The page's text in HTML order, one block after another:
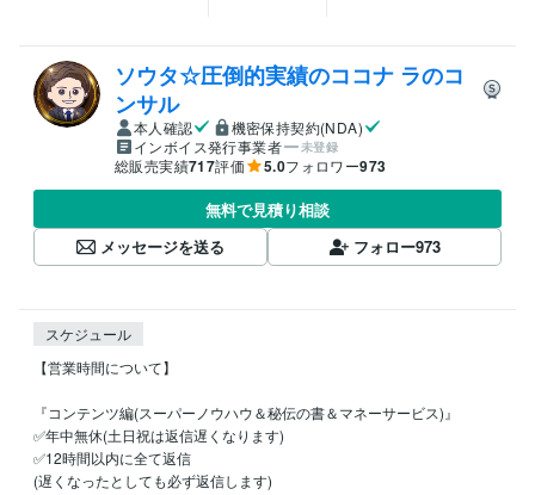
ソウタ☆圧倒的実績のココナ ラのコ
ンサル
本人確認
機密保持契約(NDA)
インボイス発行事業者
未登録
総販売実績717評価 5.0フォロワー973
無料で見積り相談
メッセージを送る
フォロー973
スケジュール
【営業時間について】
『コンテンツ編(スーパーノウハウ＆秘伝の書＆マネーサービス)』
✅年中無休(土日祝は返信遅くなります)
✅12時間以内に全て返信
(遅くなったとしても必ず返信します)